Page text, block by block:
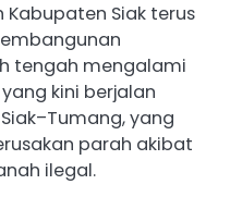
Kabupaten Siak terus
tengah mengalami
kini berjalan
yang
parah akibat
ilegal.